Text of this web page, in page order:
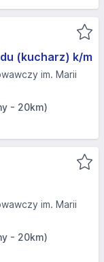
(kucharz) k/m
im. Marii
- 20km)
im. Marii
- 20km)